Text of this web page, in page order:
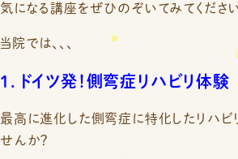
気になる講座をぜひのぞいてみてくださ
当院では、、、
１．ドイツ発！側弯症リハビリ体験
最高に進化した側弯症に特化したリハビ
せんか？